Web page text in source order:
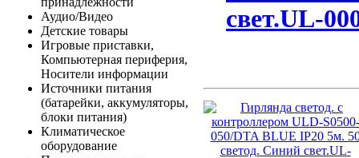
Аудио/Видео
Детские товары
Игровые приставки,
Компьютерная периферия,
Носители информации
Источники питания
(батарейки, аккумуляторы,
блоки питания)
Климатическое
оборудование
свет.UL-